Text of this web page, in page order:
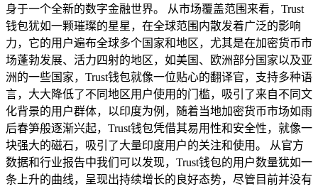
身于一个全新的数字金融世界。 从市场覆盖范围来看，Trust
钱包犹如一颗璀璨的星星，在全球范围内散发着广泛的影响
力，它的用户遍布全球多个国家和地区，尤其是在加密货币市
场蓬勃发展、活力四射的地区，如美国、欧洲部分国家以及亚
洲的一些国家，Trust钱包就像一位贴心的翻译官，支持多种语
言，大大降低了不同地区用户使用的门槛，吸引了来自不同文
化背景的用户群体，以印度为例，随着当地加密货币市场如雨
后春笋般逐渐兴起，Trust钱包凭借其易用性和安全性，就像一
块强大的磁石，吸引了大量印度用户的关注和使用。 从官方
数据和行业报告中我们可以发现，Trust钱包的用户数量犹如一
条上升的曲线，呈现出持续增长的良好态势，尽管目前并没有